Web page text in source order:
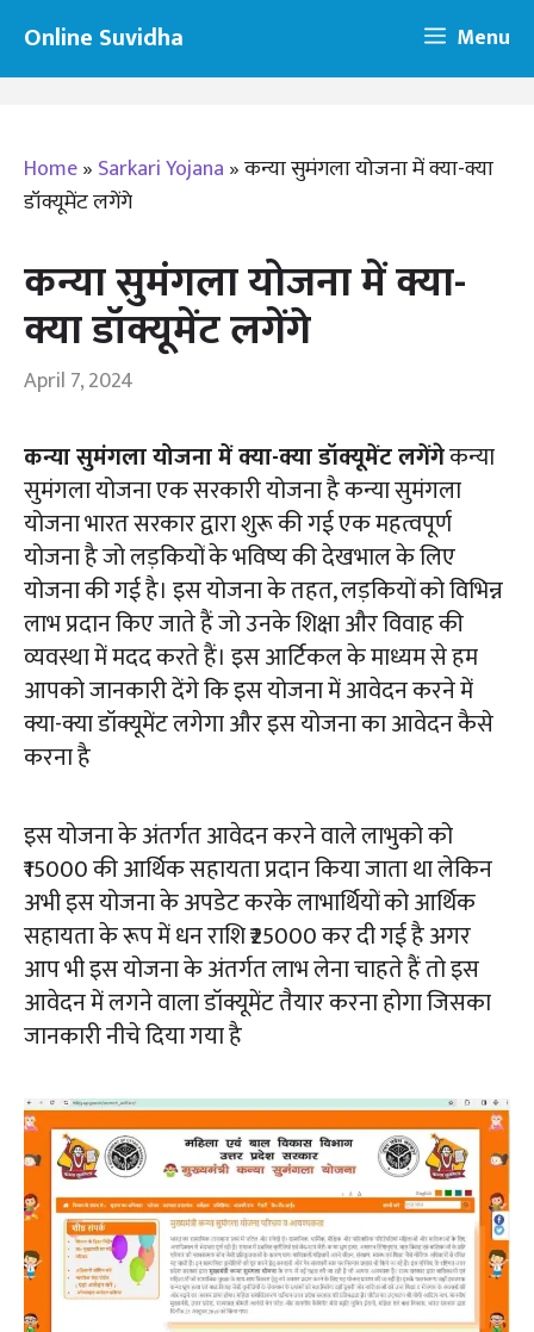
content
Online Suvidha Menu
Home» Sarkari Yojana »कन्या सुमंगला योजना में क्या-क्या
डॉक्यूमेंट लगेंगे
कन्या सुमंगला योजना में क्या-
क्या डॉक्यूमेंट लगेंगे
April 7, 2024
कन्या सुमंगला योजना में क्या-क्या डॉक्यूमेंट लगेंगेकन्या
सुमंगला योजना एक सरकारी योजना है कन्या सुमंगला
योजना भारत सरकार द्वारा शुरू की गई एक महत्वपूर्ण
योजना है जो लड़कियों के भविष्य की देखभाल के लिए
योजना की गई है। इस योजना के तहत, लड़कियों को विभिन्न
लाभ प्रदान किए जाते हैं जो उनके शिक्षा और विवाह की
व्यवस्था में मदद करते हैं। इस आर्टिकल के माध्यम से हम
आपको जानकारी देंगे कि इस योजना में आवेदन करने में
क्या-क्या डॉक्यूमेंट लगेगा और इस योजना का आवेदन कैसे
करना है
इस योजना के अंतर्गत आवेदन करने वाले लाभुको को
₹15000 की आर्थिक सहायता प्रदान किया जाता था लेकिन
अभी इस योजना के अपडेट करके लाभार्थियों को आर्थिक
सहायता के रूप में धन राशि ₹25000 कर दी गई है अगर
आप भी इस योजना के अंतर्गत लाभ लेना चाहते हैं तो इस
आवेदन में लगने वाला डॉक्यूमेंट तैयार करना होगा जिसका
जानकारी नीचे दिया गया है